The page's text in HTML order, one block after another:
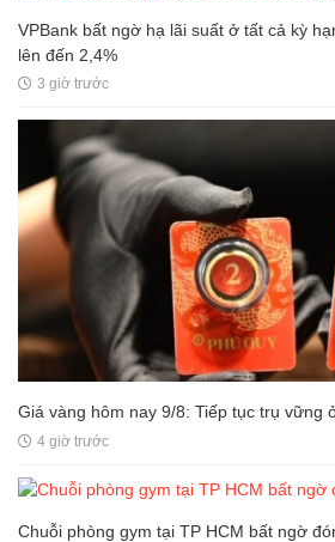
VPBank bất ngờ hạ lãi suất ở tất cả kỳ
lên đến 2,4%
3 giờ trước
Giá vàng hôm nay 9/8: Tiếp tục trụ vững
4 giờ trước
Chuỗi phòng gym tại TP HCM bất ngờ